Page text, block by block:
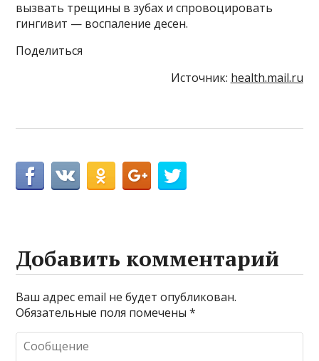
вызвать трещины в зубах и спровоцировать
гингивит — воспаление десен.
Поделиться
Источник: health.mail.ru
Добавить комментарий
Ваш адрес email не будет опубликован.
Обязательные поля помечены*